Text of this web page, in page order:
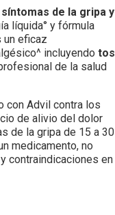
de la gripa y
líquida° y fórmula
un eficaz
incluyendo tos
de la salud
con Advil contra los
de alivio del dolor
de la gripa de 15 a 30
medicamento, no
contraindicaciones en